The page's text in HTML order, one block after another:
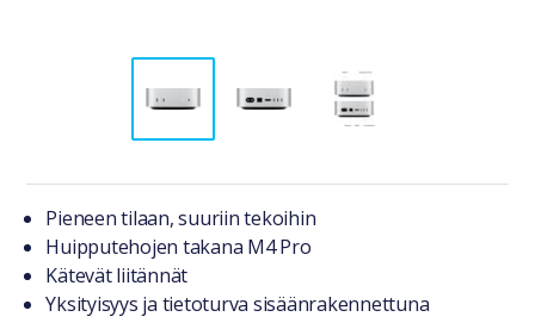
Tuotteesta lyhyesti
Pieneen tilaan, suuriin tekoihin
Huipputehojen takana M4 Pro
Kätevät liitännät
Yksityisyys ja tietoturva sisäänrakennettuna